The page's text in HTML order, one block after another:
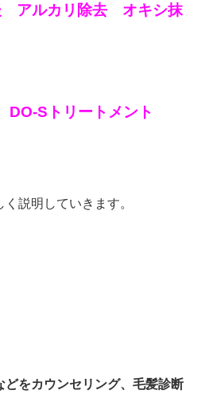
アルカリ除去 オキシ抹
Sトリートメント
説明していきます。
をカウンセリング、毛髪診断